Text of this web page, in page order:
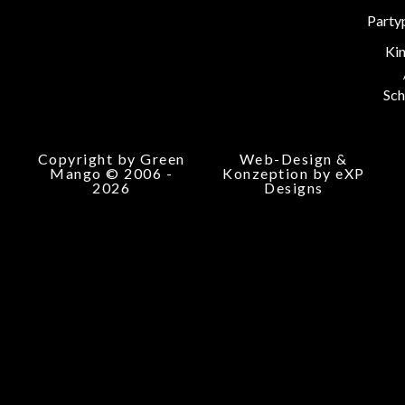
Copyright by Green
Mango © 2006 -
2026
Web-Design &
Konzeption by eXP
Designs